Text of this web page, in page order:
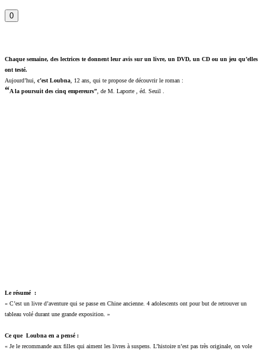
0
Chaque semaine, des lectrices te donnent leur avis sur un livre, un DVD, un CD ou un jeu qu’elles
ont testé.
Aujourd’hui, c’est Loubna , 12 ans, qui te propose de découvrir le roman :
“A la poursuit des cinq empereurs” , de M. Laporte , éd. Seuil .
Le résumé :
« C’est un livre d’aventure qui se passe en Chine ancienne. 4 adolescents ont pour but de retrouver un
tableau volé durant une grande exposition. »
Ce que Loubna en a pensé :
« Je le recommande aux filles qui aiment les livres à suspens. L’histoire n’est pas très originale, on vole